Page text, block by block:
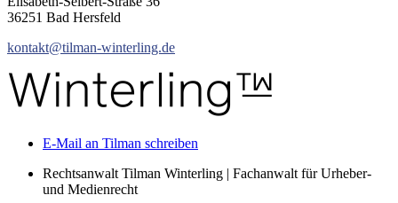
36251 Bad Hersfeld
kontakt@tilman-winterling.de
E-Mail an Tilman schreiben
Rechtsanwalt Tilman Winterling | Fachanwalt für Urheber-
und Medienrecht